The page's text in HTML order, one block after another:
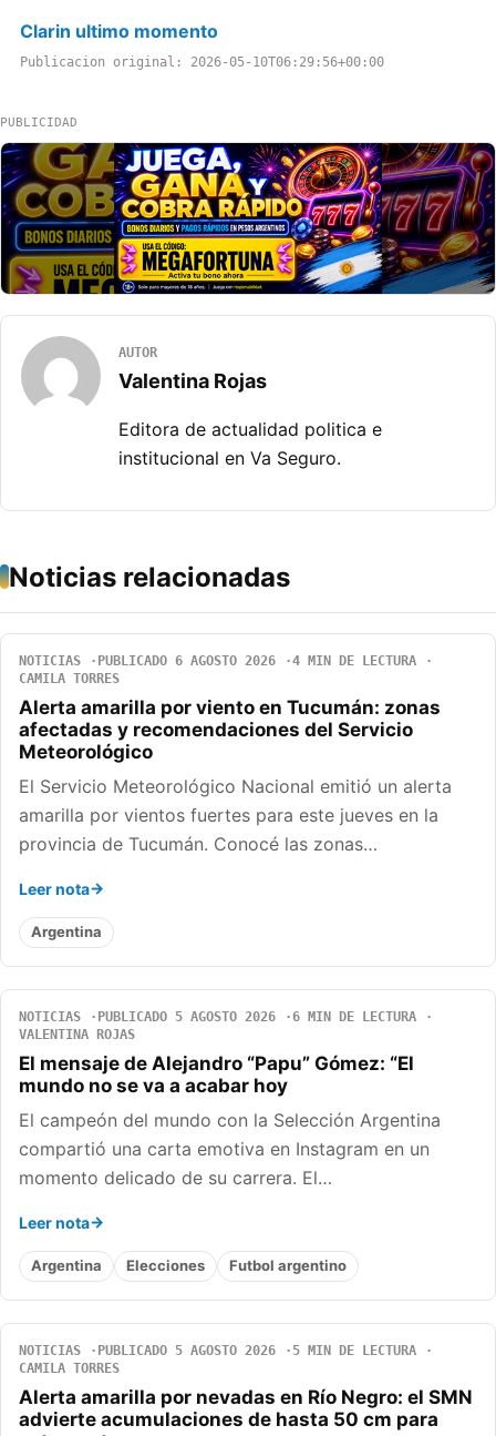
Clarin ultimo momento
Publicacion original: 2026-05-10T06:29:56+00:00
PUBLICIDAD
AUTOR
Valentina Rojas
Editora de actualidad politica e
institucional en Va Seguro.
Noticias relacionadas
NOTICIAS PUBLICADO 6 AGOSTO 2026
4 MIN DE LECTURA
CAMILA TORRES
Alerta amarilla por viento en Tucumán: zonas
afectadas y recomendaciones del Servicio
Meteorológico
El Servicio Meteorológico Nacional emitió un alerta
amarilla por vientos fuertes para este jueves en la
provincia de Tucumán. Conocé las zonas…
Leer nota
Argentina
NOTICIAS PUBLICADO 5 AGOSTO 2026
6 MIN DE LECTURA
VALENTINA ROJAS
El mensaje de Alejandro “Papu” Gómez: “El
mundo no se va a acabar hoy
El campeón del mundo con la Selección Argentina
compartió una carta emotiva en Instagram en un
momento delicado de su carrera. El…
Leer nota
Argentina Elecciones Futbol argentino
NOTICIAS PUBLICADO 5 AGOSTO 2026
5 MIN DE LECTURA
CAMILA TORRES
Alerta amarilla por nevadas en Río Negro: el SMN
advierte acumulaciones de hasta 50 cm para